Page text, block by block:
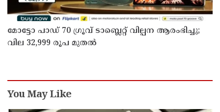
മോട്ടോ പാഡ് 70 ഗ്രൂവ് ടാബ്ലെറ്റ് വില്പന ആരംഭിച്ചു;
വില 32,999 രൂപ മുതൽ
You May Like